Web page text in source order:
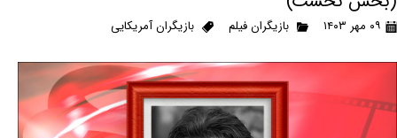
۰۹ مهر ۱۴۰۳ بازیگران فیلم بازیگران آمریکایی